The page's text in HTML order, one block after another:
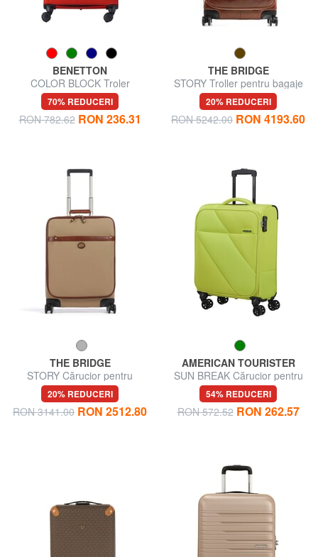
BENETTON
COLOR BLOCK Troler
extensibil pentru bagaj de
mână
70% REDUCERI
RON 782.62 RON 236.31
THE BRIDGE
STORY Troller pentru bagaje
de mână, din piele
20% REDUCERI
RON 5242.00 RON 4193.60
THE BRIDGE
STORY Cărucior pentru
bagaje de mână
20% REDUCERI
RON 3141.00 RON 2512.80
AMERICAN TOURISTER
SUN BREAK Cărucior pentru
bagaje de mână
54% REDUCERI
RON 572.52 RON 262.57